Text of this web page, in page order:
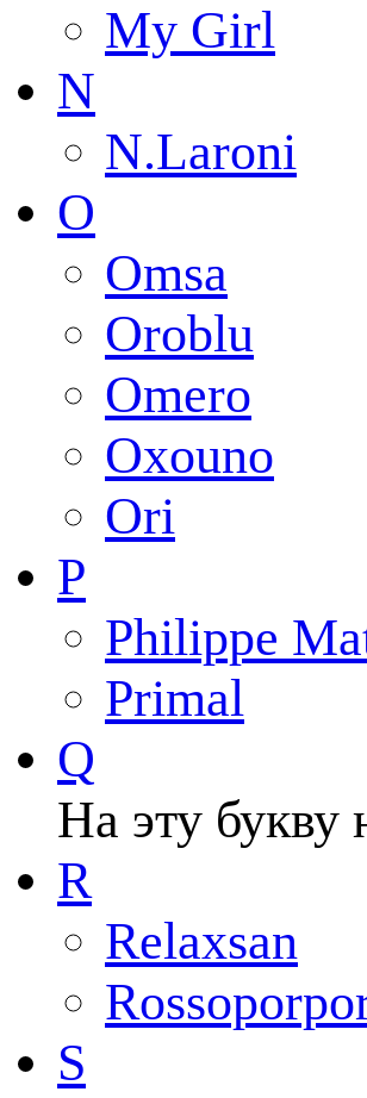
My Girl
N
N.Laroni
O
Omsa
Oroblu
Omero
Oxouno
Ori
P
Philippe
Primal
Q
На эту букву
R
Relaxsan
S